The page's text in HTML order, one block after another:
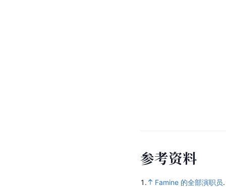
参考资料
1. Famine 的全部演职员